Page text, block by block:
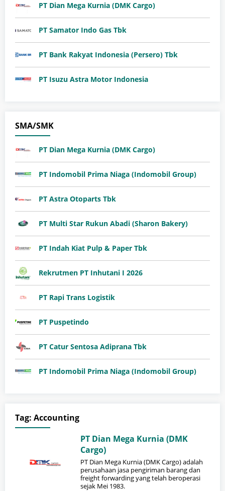
PT Dian Mega Kurnia (DMK Cargo)
PT Samator Indo Gas Tbk
PT Bank Rakyat Indonesia (Persero) Tbk
PT Isuzu Astra Motor Indonesia
SMA/SMK
PT Dian Mega Kurnia (DMK Cargo)
PT Indomobil Prima Niaga (Indomobil Group)
PT Astra Otoparts Tbk
PT Multi Star Rukun Abadi (Sharon Bakery)
PT Indah Kiat Pulp & Paper Tbk
Rekrutmen PT Inhutani I 2026
PT Rapi Trans Logistik
PT Puspetindo
PT Catur Sentosa Adiprana Tbk
PT Indomobil Prima Niaga (Indomobil Group)
Tag: Accounting
PT Dian Mega Kurnia (DMK
Cargo)
PT Dian Mega Kurnia (DMK Cargo) adalah
perusahaan jasa pengiriman barang dan
freight forwarding yang telah beroperasi
sejak Mei 1983.